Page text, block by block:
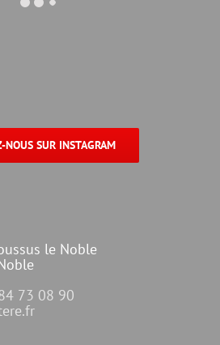
NOUS SUR INSTAGRAM
le Noble
73 08 90